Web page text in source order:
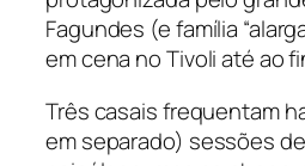
Fagundes (e família
em cena no Tivoli até ao
Três casais frequentam
em separado) sessões